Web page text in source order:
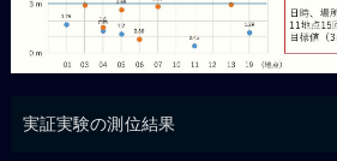
実証実験の測位結果